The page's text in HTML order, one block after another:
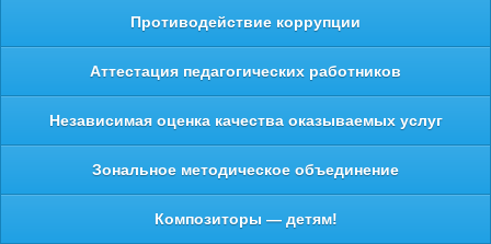
Противодействие коррупции
Аттестация педагогических работников
Независимая оценка качества оказываемых услуг
Зональное методическое объединение
Композиторы — детям!